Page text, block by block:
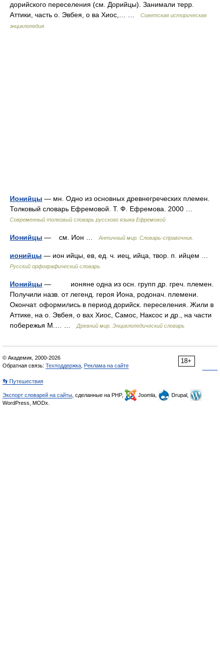
дорийского переселения (см. Дорийцы). Занимали терр.
Аттики, часть о. Эвбея, о ва Хиос,… …
Советская историческая
энциклопедия
Ионийцы — мн. Одно из основных древнегреческих племен.
Толковый словарь Ефремовой. Т. Ф. Ефремова. 2000 …
Современный толковый словарь русского языка Ефремовой
Ионийцы — см. Ион … Античный мир. Словарь-справочник.
ионийцы — ион ийцы, ев, ед. ч. иец, ийца, твор. п. ийцем …
Русский орфографический словарь
Ионийцы — ионяне одна из осн. групп др. греч. племен.
Получили назв. от легенд. героя Иона, родонач. племени.
Окончат. оформились в период дорийск. переселения. Жили в
Аттике, на о. Эвбея, о вах Хиос, Самос, Наксос и др., на части
побережья М.… …
Древний мир. Энциклопедический словарь
18+
© Академик, 2000-2026
Обратная связь: Техподдержка Реклама на сайте
👣 Путешествия
Экспорт словарей на сайты , сделанные на PHP, Joomla,
Drupal,
WordPress, MODx.